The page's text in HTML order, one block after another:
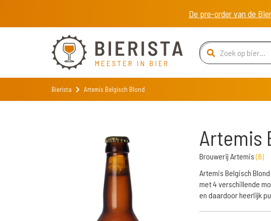
De pre-order van de
Bierista Artemis Belgisch Blond
Artemis
Brouwerij Artemis(8)
Artemis Belgisch
met 4 verschillende
en daardoor heerlijk